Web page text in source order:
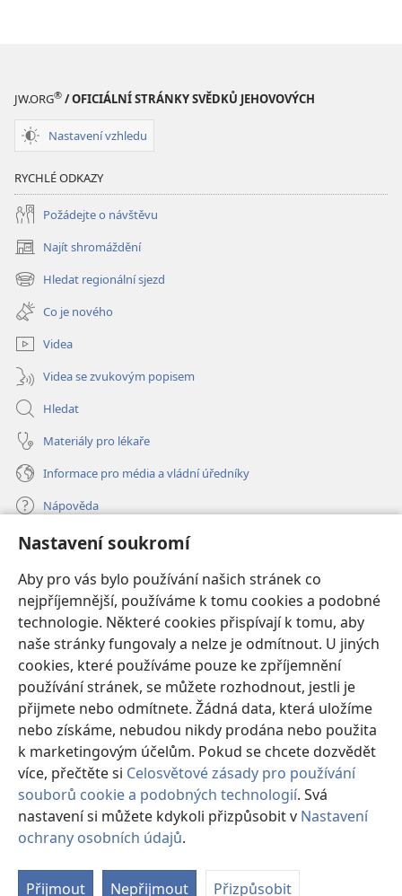
Nastavení soukromí
Aby pro vás bylo používání našich stránek co
nejpříjemnější, používáme k tomu cookies a podobné
technologie. Některé cookies přispívají k tomu, aby
naše stránky fungovaly a nelze je odmítnout. U jiných
cookies, které používáme pouze ke zpříjemnění
používání stránek, se můžete rozhodnout, jestli je
přijmete nebo odmítnete. Žádná data, která uložíme
nebo získáme, nebudou nikdy prodána nebo použita
k marketingovým účelům. Pokud se chcete dozvědět
více, přečtěte si Celosvětové zásady pro používání
souborů cookie a podobných technologií. Svá
nastavení si můžete kdykoli přizpůsobit v Nastavení
ochrany osobních údajů.
Přijmout Nepřijmout Přizpůsobit
Písma
JW.ORG® / OFICIÁLNÍ STRÁNKY SVĚDKŮ JEHOVOVÝCH
Nastavení vzhledu
RYCHLÉ ODKAZY
Požádejte o návštěvu
Najít shromáždění
(otevřeno
nové
okno)
Hledat regionální sjezd
(otevřeno
nové
okno)
Co je nového
Videa
Videa se zvukovým popisem
Hledat
Materiály pro lékaře
Informace pro média a vládní úředníky
Nápověda
Dary
nové
okno) ONLINE KNIHOVNA Strážné věže
(otevřeno
nové
okno)JW Hub®
(otevřeno
nové
okno)JW Library
Watchtower Library
Copyright© 2026 Watch Tower Bible and Tract Society of Pennsylvania.
PODMÍNKY POUŽITÍ| OCHRANA SOUKROMÍ
SOUKROMÍ